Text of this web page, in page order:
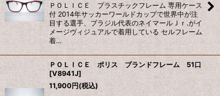
ＰＯＬＩＣＥ プラスチックフレーム 専用ケース
付 2014年サッカーワールドカップで世界中が注
目する選手、ブラジル代表のネイマールＪｒ.がイ
メージヴィジュアルで着用している セルフレーム
着…
ＰＯＬＩＣＥ ポリス ブランドフレーム 51口
[V8941J]
11,900円(税込)